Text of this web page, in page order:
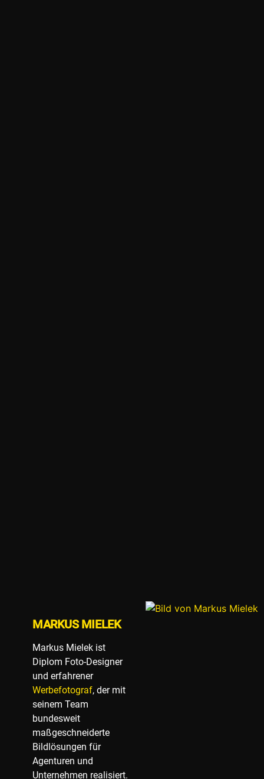
MARKUS MIELEK
Markus Mielek ist
Diplom Foto-Designer
und erfahrener
Werbefotograf, der mit
seinem Team
bundesweit
maßgeschneiderte
Bildlösungen für
Agenturen und
Unternehmen realisiert.